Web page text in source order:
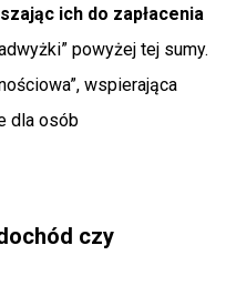
ich do zapłacenia
powyżej tej sumy.
wspierająca
dla osób
czy